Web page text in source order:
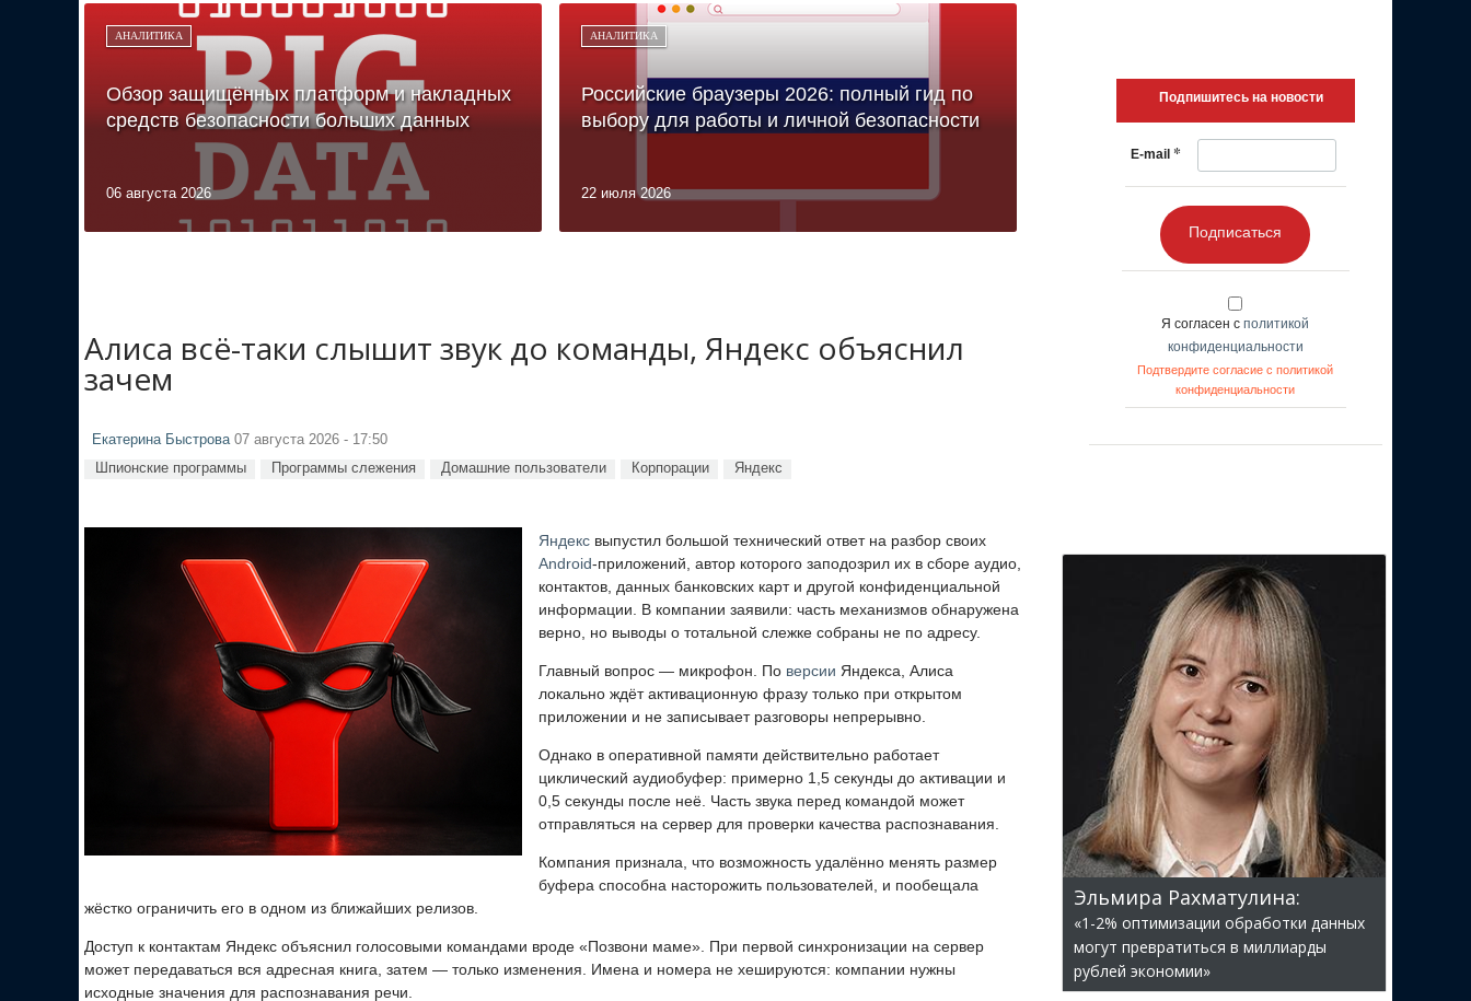
АНАЛИТИКА
Обзор защищённых платформ и накладных
средств безопасности больших данных
06 августа 2026
АНАЛИТИКА
Российские браузеры 2026: полный гид по
выбору для работы и личной безопасности
22 июля 2026
Алиса всё-таки слышит звук до команды, Яндекс объяснил
зачем
Екатерина Быстрова 07 августа 2026 - 17:50
Шпионские программы Программы слежения Домашние пользователи Корпорации Яндекс
Яндекс выпустил большой технический ответ на разбор своих
Android-приложений, автор которого заподозрил их в сборе аудио,
контактов, данных банковских карт и другой конфиденциальной
информации. В компании заявили: часть механизмов обнаружена
верно, но выводы о тотальной слежке собраны не по адресу.
Главный вопрос — микрофон. По версии Яндекса, Алиса
локально ждёт активационную фразу только при открытом
приложении и не записывает разговоры непрерывно.
Однако в оперативной памяти действительно работает
циклический аудиобуфер: примерно 1,5 секунды до активации и
0,5 секунды после неё. Часть звука перед командой может
отправляться на сервер для проверки качества распознавания.
Компания признала, что возможность удалённо менять размер
буфера способна насторожить пользователей, и пообещала
жёстко ограничить его в одном из ближайших релизов.
Доступ к контактам Яндекс объяснил голосовыми командами вроде «Позвони маме». При первой синхронизации на сервер
может передаваться вся адресная книга, затем — только изменения. Имена и номера не хешируются: компании нужны
исходные значения для распознавания речи.
Подпишитесь на новости
E-mail *
Подписаться
Я согласен с политикой
конфиденциальности
Подтвердите согласие с политикой
конфиденциальности
Эльмира Рахматулина:
«1-2% оптимизации обработки данных
могут превратиться в миллиарды
рублей экономии»